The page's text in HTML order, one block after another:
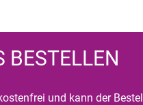
BESTELLEN
und kann der